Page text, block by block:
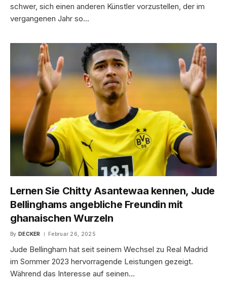
schwer, sich einen anderen Künstler vorzustellen, der im
vergangenen Jahr so…
Lernen Sie Chitty Asantewaa kennen, Jude
Bellinghams angebliche Freundin mit
ghanaischen Wurzeln
By DECKER Februar 26, 2025
Jude Bellingham hat seit seinem Wechsel zu Real Madrid
im Sommer 2023 hervorragende Leistungen gezeigt.
Während das Interesse auf seinen…